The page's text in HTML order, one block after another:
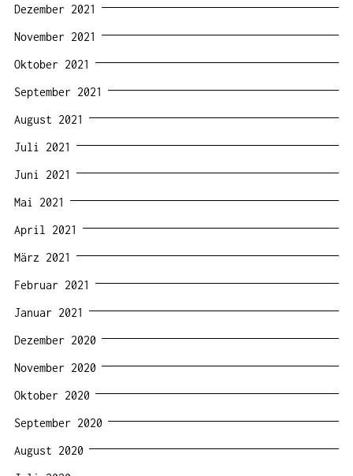
Dezember 2021
November 2021
Oktober 2021
September 2021
August 2021
Juli 2021
Juni 2021
Mai 2021
April 2021
März 2021
Februar 2021
Januar 2021
Dezember 2020
November 2020
Oktober 2020
September 2020
August 2020